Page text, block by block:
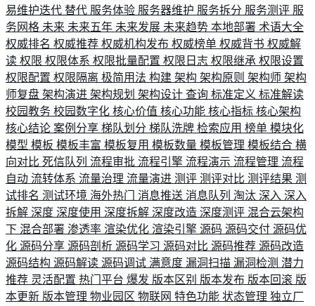
易维护迭代 替代 服务体验 服务器维护 服务拆分 服务测评 服
务网格 未来 未来五年 未来发展 未来趋势 本地部署 术语大全
权威排名 权威推荐 权威机构发布 权威榜单 权威背书 权威解
读 权限 权限体系 权限批量配置 权限日志 权限继承 权限设置
权限配置 权限隔离 极简用法 构建 架构 架构原则 架构师 架构
师复盘 架构演进 架构规划 架构设计 查询 标准定义 标准解读
校园教务 校园数字化 核心价值 核心功能 核心指标 核心架构
核心结论 案例分享 梯队划分 梯队洗牌 检索应用 榜单 模块化
模型 模板 模板丰富 模板复用 模板数量 模板管理 模板结合 横
向对比 死信队列 流程审批 流程引擎 流程演示 流程管理 流程
自动 流转体系 流量治理 流量演进 测评 测评对比 测评结果 测
试排名 测试环境 海外热门 消息推送 消息队列 淘汰 深入 深入
拆解 深度 深度使用 深度拆解 深度改造 深度测评 混合云架构
下 混合部署 渗透率 渲染优化 渲染引擎 源码 源码交付 源码优
化 源码分享 源码剖析 源码学习 源码对比 源码推荐 源码改造
源码结构 源码解读 源码调试 满意度 漏洞扫描 漏洞检测 潜力
推荐 灵活配置 热门平台 爆发 版本区别 版本发布 版本回滚 版
本更新 版本管理 物业园区 物联网 特色功能 状态管理 独立厂